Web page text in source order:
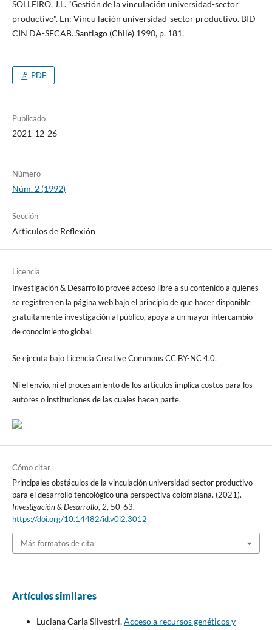
SOLLEIRO, J.L. "Gestión de la vinculación universidad-sector
productivo". En: Vincu lación universidad-sector productivo. BID-
CIN DA-SECAB. Santiago (Chile) 1990, p. 181.
PDF
Publicado
2021-12-26
Número
Núm. 2 (1992)
Sección
Articulos de Reflexión
Licencia
Investigación & Desarrollo provee acceso libre a su contenido a quienes
se registren en la página web bajo el principio de que hacer disponible
gratuitamente investigación al público, apoya a un mayor intercambio
de conocimiento global.
Se ejecuta bajo Licencia Creative Commons CC BY-NC 4.0.
Ni el envío, ni el procesamiento de los artículos implica costos para los
autores o instituciones de las cuales hacen parte.
Cómo citar
Principales obstáculos de la vinculación universidad-sector productivo
para el desarrollo tencológico una perspectiva colombiana. (2021).
Investigación & Desarrollo, 2, 50-63.
https://doi.org/10.14482/id.v0i2.3012
Más formatos de cita
Artículos similares
Luciana Carla Silvestri,Acceso a recursos genéticos y